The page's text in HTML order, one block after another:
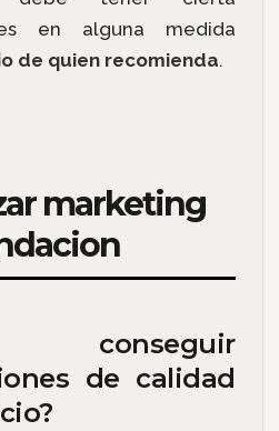
en alguna medida
de quien recomienda.
marketing
de calidad